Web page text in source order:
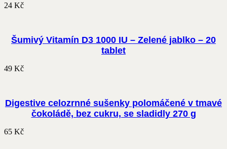
24 Kč
Šumivý Vitamín D3 1000 IU – Zelené jablko – 20
tablet
49 Kč
Digestive celozrnné sušenky polomáčené v tmavé
čokoládě, bez cukru, se sladidly 270 g
65 Kč